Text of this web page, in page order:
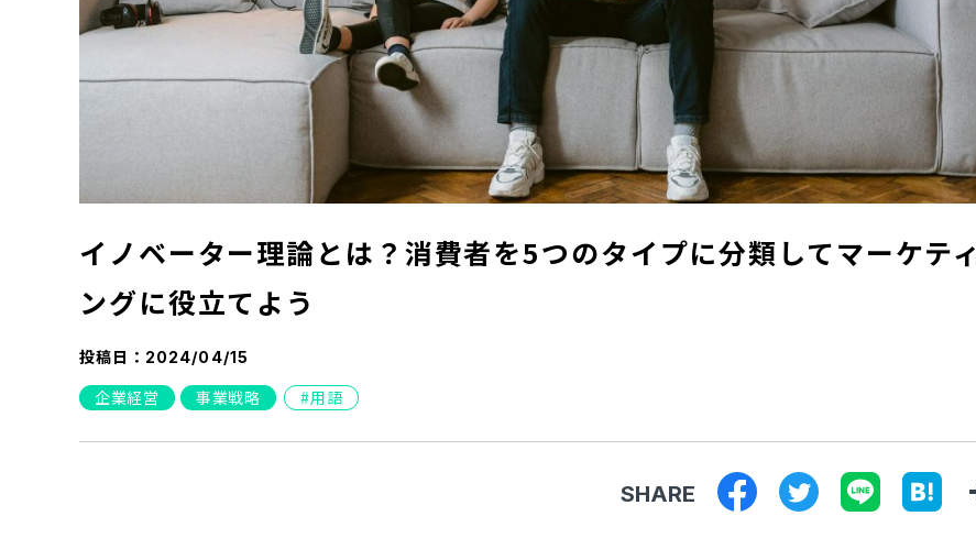
イノベーター理論とは？消費者を5つのタイプに分類してマーケティ
ングに役立てよう
投稿日： 2024/04/15
企業経営 事業戦略 用語
SHARE